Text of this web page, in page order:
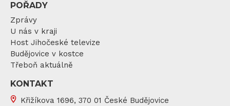
POŘADY
Zprávy
U nás v kraji
Host Jihočeské televize
Budějovice v kostce
Třeboň aktuálně
KONTAKT
Křižíkova 1696, 370 01 České Budějovice